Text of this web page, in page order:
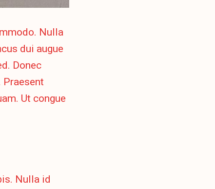
Nulla
dui augue
Donec
Praesent
Ut congue
Nulla id